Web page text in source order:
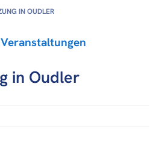
IN OUDLER
in Oudler